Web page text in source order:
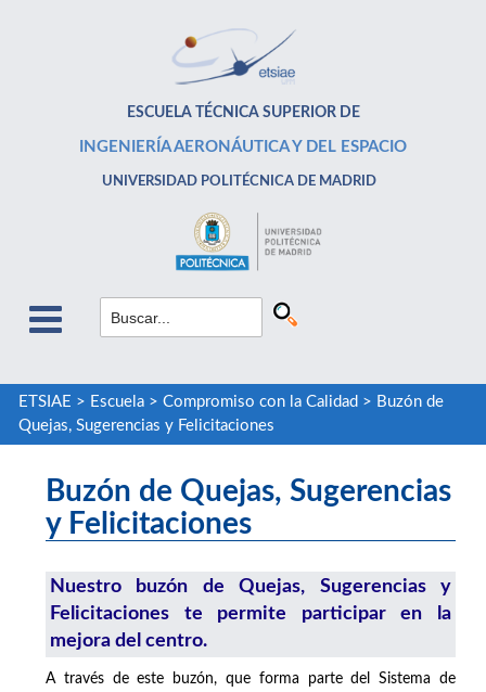
ESCUELA TÉCNICA SUPERIOR DE
INGENIERÍA AERONÁUTICA Y DEL ESPACIO
UNIVERSIDAD POLITÉCNICA DE MADRID
ETSIAE > Escuela> Compromiso con la Calidad > Buzón de
Quejas, Sugerencias y Felicitaciones
Buzón de Quejas, Sugerencias
y Felicitaciones
Nuestro buzón de Quejas, Sugerencias y
Felicitaciones te permite participar en la
mejora del centro.
A través de este buzón, que forma parte del Sistema de